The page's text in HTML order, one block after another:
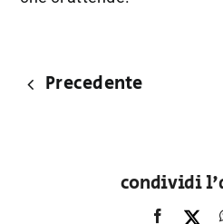
Precedente
condividi